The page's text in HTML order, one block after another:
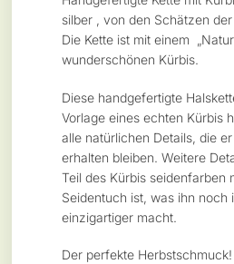
silber , von den Schätzen
Die Kette ist mit einem
wunderschönen Kürbis.
Diese handgefertigte
Vorlage eines echten Kürbis
alle natürlichen Details, die
erhalten bleiben. Weitere
Teil des Kürbis seidenfarben
Seidentuch ist, was ihn noch
einzigartiger macht.
Der perfekte Herbstschmuck!